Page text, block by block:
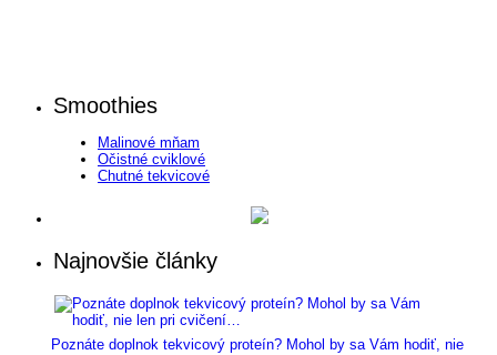
Smoothies
Malinové mňam
Očistné cviklové
Chutné tekvicové
Najnovšie články
Poznáte doplnok tekvicový proteín? Mohol by sa Vám hodiť, nie